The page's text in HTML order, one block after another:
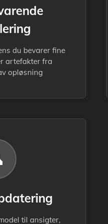
du bevarer fine
artefakter fra
opløsning
til ansigter,